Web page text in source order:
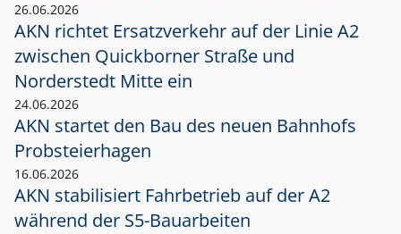
26.06.2026
AKN richtet Ersatzverkehr auf der Linie A2
zwischen Quickborner Straße und
Norderstedt Mitte ein
24.06.2026
AKN startet den Bau des neuen Bahnhofs
Probsteierhagen
16.06.2026
AKN stabilisiert Fahrbetrieb auf der A2
während der S5-Bauarbeiten